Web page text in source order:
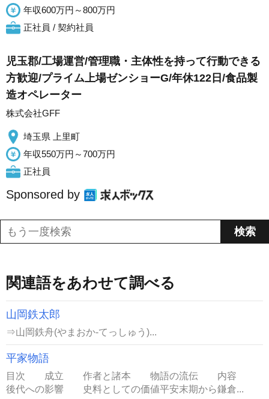
年収600万円～800万円
正社員 / 契約社員
児玉郡/工場運営/管理職・主体性を持って行動できる
方歓迎/プライム上場ゼンショーG/年休122日/食品製
造オペレーター
株式会社GFF
埼玉県 上里町
年収550万円～700万円
正社員
Sponsored by
関連語をあわせて調べる
山岡鉄太郎
⇒山岡鉄舟(やまおか-てっしゅう)...
平家物語
目次 成立 作者と諸本 物語の流伝 内容
後代への影響 史料としての価値平安末期から鎌倉...